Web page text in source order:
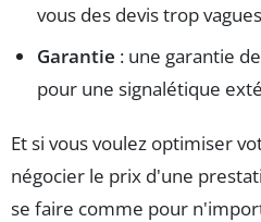
vous des devis trop
Garantie : une garantie
pour une signalétique
Et si vous voulez optimiser
négocier le prix d'une
se faire comme pour